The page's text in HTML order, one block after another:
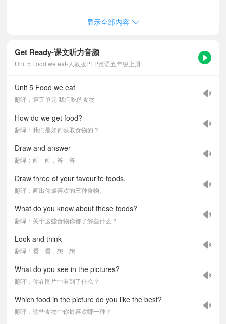
显示全部内容
Get Ready-课文听力音频
Unit 5 Food we eat-人教版PEP英语五年级上册
Unit 5 Food we eat
翻译：第五单元 我们吃的食物
How do we get food?
翻译：我们是如何获取食物的？
Draw and answer
翻译：画一画，答一答
Draw three of your favourite foods.
翻译：画出你最喜欢的三种食物。
What do you know about these foods?
翻译：关于这些食物你都了解些什么？
Look and think
翻译：看一看，想一想
What do you see in the pictures?
翻译：你在图片中看到了什么？
Which food in the picture do you like the best?
翻译：这些食物中你最喜欢哪一种？